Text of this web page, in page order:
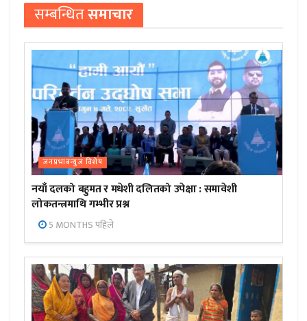
सम्बन्धितसमाचार
जनप्रभाबन्युज विशेष
नयाँ दलको बहुमत र मधेशी दलितको उपेक्षा : समावेशी
लोकतन्त्रमाथि गम्भीर प्रश्न
5 MONTHS पहिले